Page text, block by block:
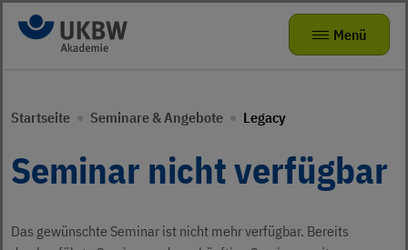
Zur Navigation
Zum Hauptinhalt
Das kleine Zebra
Radhelden at School
Über uns
Die Akademie
Seminarvorschlag
Karriere
Menü
Startseite Seminare & Angebote Legacy
Seminar nicht verfügbar
Das gewünschte Seminar ist nicht mehr verfügbar. Bereits